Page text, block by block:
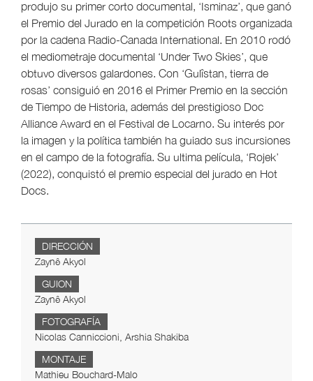
produjo su primer corto documental, ‘Isminaz’, que ganó
el Premio del Jurado en la competición Roots organizada
por la cadena Radio-Canada International. En 2010 rodó
el mediometraje documental ‘Under Two Skies’, que
obtuvo diversos galardones. Con ‘Gulîstan, tierra de
rosas’ consiguió en 2016 el Primer Premio en la sección
de Tiempo de Historia, además del prestigioso Doc
Alliance Award en el Festival de Locarno. Su interés por
la imagen y la política también ha guiado sus incursiones
en el campo de la fotografía. Su ultima película, ‘Rojek’
(2022), conquistó el premio especial del jurado en Hot
Docs.
DIRECCIÓN
Zaynê Akyol
GUION
Zaynê Akyol
FOTOGRAFÍA
Nicolas Canniccioni, Arshia Shakiba
MONTAJE
Mathieu Bouchard-Malo